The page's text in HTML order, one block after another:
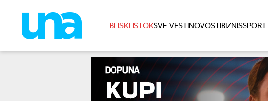
BLISKI ISTOKSVE VESTINOVOSTIBIZNISSPORT